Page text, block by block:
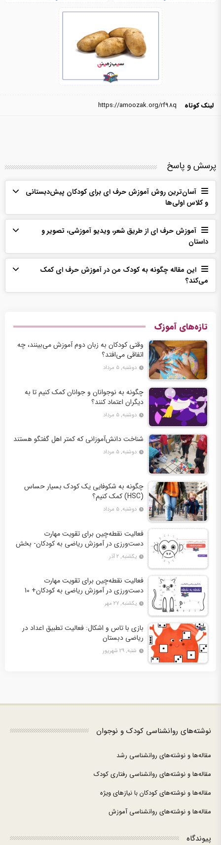
لینک کوتاه https://amoozak.org/rf98q
پرسش و پاسخ
آسان‌ترین روش آموزش حرف ای برای کودکان پیش‌دبستانی
و کلاس اولی‌ها
آموزش حرف ای از طریق شعر، ویدیو آموزشی، تصویر و
داستان
این مقاله چگونه به کودک من در آموزش حرف ای کمک
می‌‌کند؟
تازه‌های آموزک
وقتی کودکان به زبان دوم آموزش می‌بینند، چه
اتفاقی می‌افتد؟
دوشنبه, ۵ مرداد
چگونه به نوجوانان و جوانان کمک کنیم تا به
دیگران اعتماد کنند؟
دوشنبه, ۵ مرداد
شناخت دانش‌آموزانی که کمتر اهل گفتگو هستند
دوشنبه, ۵ مرداد
چگونه به شکوفایی یک کودک بسیار حساس
(HSC) کمک کنیم؟
دوشنبه, ۵ مرداد
فعالیت نقطه‌چین برای تقویت مهارت
دست‌ورزی در آموزش ریاضی به کودکان- بخش
دوم + 10 کاربرگ فعالیت
یکشنبه, ۲ آذر
فعالیت نقطه‌چین برای تقویت مهارت
دست‌ورزی در آموزش ریاضی به کودکان+ 10
کاربرگ فعالیت
یکشنبه, ۲۷ مهر
بازی با تاس و اشکال: فعالیت تطبیق اعداد در
ریاضی دبستان
شنبه, ۲۹ شهریور
نوشته‌های روانشناسی کودک و نوجوان
مقاله‌ها و نوشته‌های روانشناسی رشد
مقاله‌ها و نوشته‌های روانشناسی رفتاری کودک
مقاله‌ها و نوشته‌های کودکان با نیازهای ویژه
مقاله‌ها و نوشته‌های روانشناسی آموزش
پیوندگاه